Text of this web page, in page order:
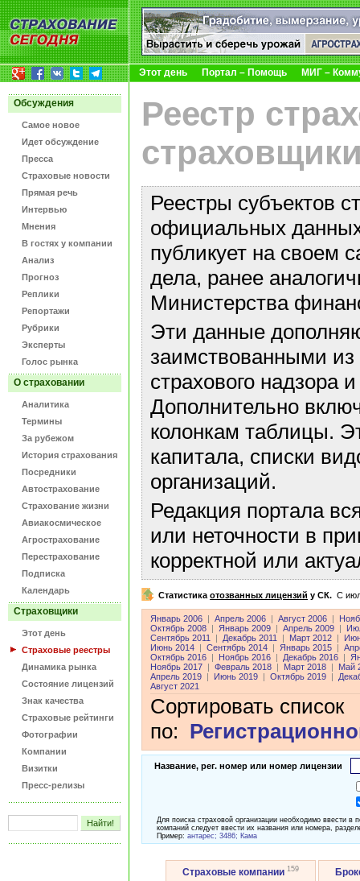
Этот день Портал – Помощь МИГ –
Обсуждения
Самое новое
Идет обсуждение
Пресса
Страховые новости
Прямая речь
Интервью
Мнения
В гостях у компании
Анализ
Прогноз
Реплики
Репортажи
Рубрики
Эксперты
Голос рынка
О страховании
Аналитика
Термины
За рубежом
История страхования
Посредники
Автострахование
Страхование жизни
Авиакосмическое
Агрострахование
Перестрахование
Подписка
Календарь
Страховщики
Этот день
Страховые реестры
Динамика рынка
Состояние лицензий
Знак качества
Страховые рейтинги
Фотографии
Компании
Визитки
Пресс-релизы
Реестр
Реестры субъектов
официальных данных
публикует на своем
дела, ранее
Министерства
Эти данные
заимствованными
страхового надзора
Дополнительно
колонкам таблицы.
капитала, списки
организаций.
Редакция портала
или неточности в
корректной или
Статистика отозванных лицензий у СК. C
Январь 2006 Апрель 2006 Август 2006
Октябрь 2008
Январь 2009 Апрель 2009
Сентябрь 2011
Декабрь 2011 Март 2012
Июнь 2014
Сентябрь 2014 Январь 2015
Октябрь 2016
Ноябрь 2016 Декабрь 2016
Ноябрь 2017
Февраль 2018 Март 2018
Май
Апрель 2019
Июнь 2019 Октябрь 2019
Август 2021
Сортировать список
по:
Название, рег. номер или номер лицензии
Для поиска страховой организации необходимо ввести
компаний следует ввести их названия или номера,
Пример: антарес; 3486; Кама
Страховые компании 159